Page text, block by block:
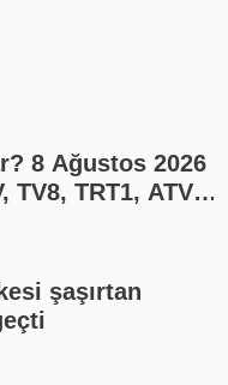
8 Ağustos 2026
TV8, TRT1, ATV
şaşırtan